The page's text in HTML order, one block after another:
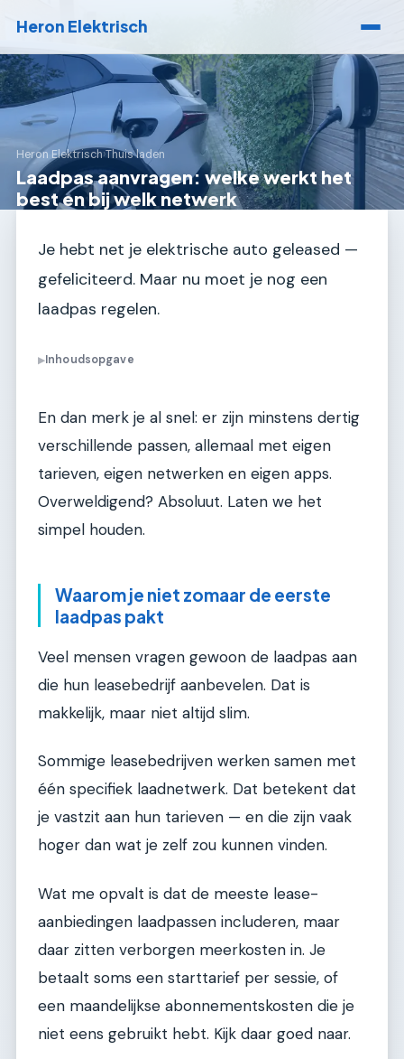
Heron Elektrisch
Heron Elektrisch›Thuis laden
Laadpas aanvragen: welke werkt het
best en bij welk netwerk
Je hebt net je elektrische auto geleased —
gefeliciteerd. Maar nu moet je nog een
laadpas regelen.
▶Inhoudsopgave
En dan merk je al snel: er zijn minstens dertig
verschillende passen, allemaal met eigen
tarieven, eigen netwerken en eigen apps.
Overweldigend? Absoluut. Laten we het
simpel houden.
Waarom je niet zomaar de eerste
laadpas pakt
Veel mensen vragen gewoon de laadpas aan
die hun leasebedrijf aanbevelen. Dat is
makkelijk, maar niet altijd slim.
Sommige leasebedrijven werken samen met
één specifiek laadnetwerk. Dat betekent dat
je vastzit aan hun tarieven — en die zijn vaak
hoger dan wat je zelf zou kunnen vinden.
Wat me opvalt is dat de meeste lease-
aanbiedingen laadpassen includeren, maar
daar zitten verborgen meerkosten in. Je
betaalt soms een starttarief per sessie, of
een maandelijkse abonnementskosten die je
niet eens gebruikt hebt. Kijk daar goed naar.